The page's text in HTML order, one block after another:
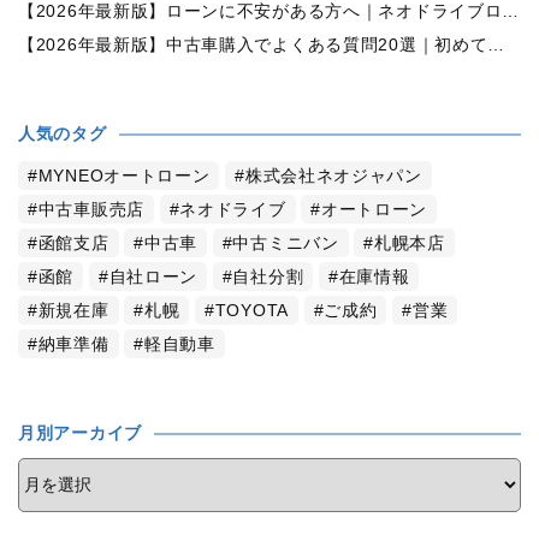
【2026年最新版】ローンに不安がある方へ｜ネオドライブローンの窓口で新しいカーライフをサポート
【2026年最新版】中古車購入でよくある質問20選｜初めての方でも失敗しない完全ガイド【札幌・北海道対応】
人気のタグ
MYNEOオートローン
株式会社ネオジャパン
中古車販売店
ネオドライブ
オートローン
函館支店
中古車 中古ミニバン
札幌本店
函館
自社ローン 自社分割
在庫情報
新規在庫
札幌 TOYOTA ご成約
営業
納車準備
軽自動車
月別アーカイブ